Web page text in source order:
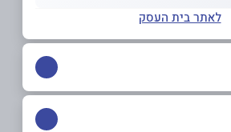
לאתר בית העסק